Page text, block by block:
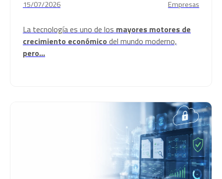
15/07/2026 Empresas
La tecnología es uno de los mayores motores de
crecimiento económico del mundo moderno,
pero...